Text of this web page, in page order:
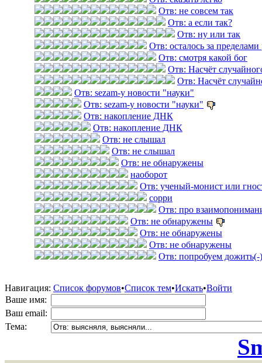
Отв: не совсем так
Отв: а если так?
Отв: ну или так
Отв: осталось за пределами
Отв: смотря какой бог
Отв: Насчёт
Отв: Насчёт
Отв: sezam-у новости "науки"
Отв: sezam-у новости "науки"
Отв: накопление ДНК
Отв: накопление ДНК
Отв: не слышал
Отв: не слышал
Отв: не обнаружены
наоборот
Отв: ученый-монист или
сорри
Отв: про
Отв: не обнаружены
Отв: не обнаружены
Отв: не обнаружены
Отв: попробуем дожить(-)
Навигация: Список форумов•Список тем•Искать•Войти
Ваше имя:
Ваш email:
Тема: